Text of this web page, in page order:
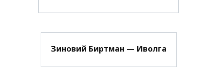
Зиновий Биртман — Иволга